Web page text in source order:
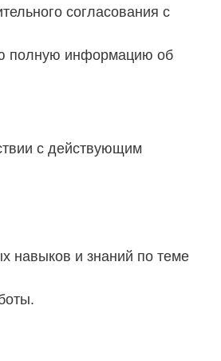
согласования с
полную информацию об
с действующим
навыков и знаний по теме